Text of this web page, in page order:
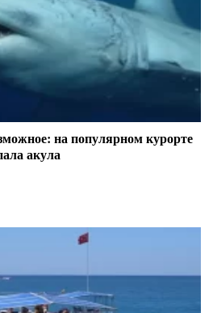
на популярном курорте
акула